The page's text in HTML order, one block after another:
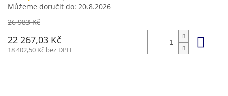
Můžeme doručit do: 20.8.2026
26 983 Kč
22 267,03 Kč
18 402,50 Kč bez DPH
Z